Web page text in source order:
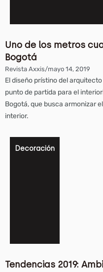
Uno de los metros
Bogotá
Revista Axxis/mayo 14, 2019
El diseño prístino del
punto de partida para el
Bogotá, que busca armonizar
interior.
Decoración
Tendencias 2019: